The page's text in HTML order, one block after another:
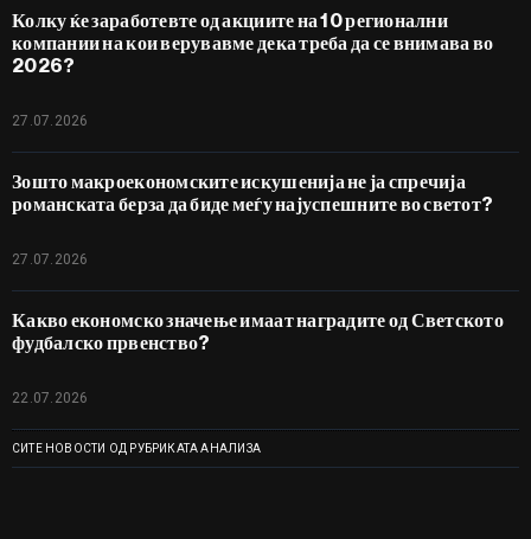
Колку ќе заработевте од акциите на 10 регионални
компании на кои верувавме дека треба да се внимава во
2026?
27.07.2026
Зошто макроекономските искушенија не ја спречија
романската берза да биде меѓу најуспешните во светот?
27.07.2026
Какво економско значење имаат наградите од Светското
фудбалско првенство?
22.07.2026
СИТЕ НОВОСТИ ОД РУБРИКАТА АНАЛИЗА